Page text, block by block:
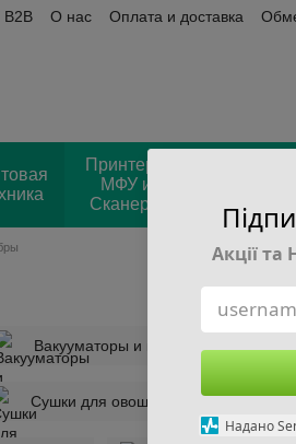
B2B О нас Оплата и доставка
Принтеры
МФУ и
Сканеры
Вакууматоры и комплектующие
Сушки для овощей и фруктов
Акції
Надано